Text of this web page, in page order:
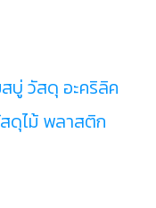
บู่ วัสดุ อะคริลิค
ดุไม้ พลาสติก